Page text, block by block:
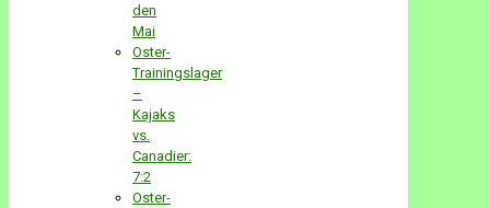
den
Mai
Oster-
Trainingslager
–
Kajaks
vs.
Canadier:
7:2
Oster-